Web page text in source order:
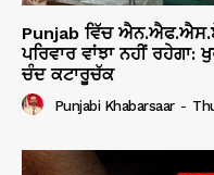
Punjab ਵਿੱਚ
ਪਰਿਵਾਰ ਵਾਂਝਾ ਨਹੀਂ
ਚੰਦ ਕਟਾਰੂਚੱਕ
Punjabi Khabarsaar -